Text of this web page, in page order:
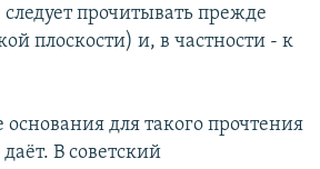
следует прочитывать прежде
плоскости) и, в частности - к
основания для такого прочтения
В советский